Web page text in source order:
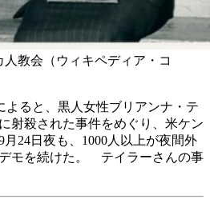
教会（ウィキペディア・コ
よると、黒人女性ブリアンナ・テ
射殺された事件をめぐり、米ケン
24日夜も、1000人以上が夜間外
モを続けた。 テイラーさんの事